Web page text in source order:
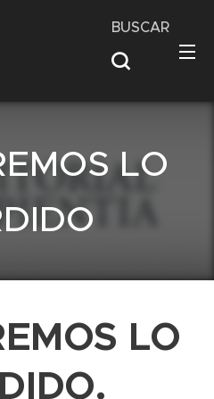
BUSCAR
LO
LO